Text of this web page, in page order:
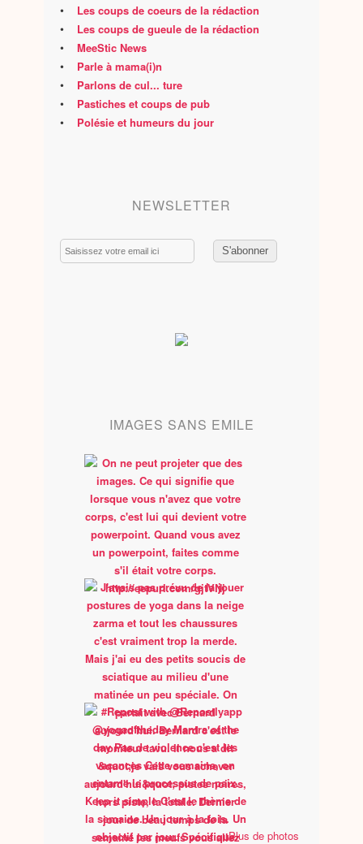
• Les coups de coeurs de la rédaction
• Les coups de gueule de la rédaction
• MeeStic News
• Parle à mama(i)n
• Parlons de cul... ture
• Pastiches et coups de pub
• Polésie et humeurs du jour
NEWSLETTER
Email
IMAGES SANS EMILE
Plus de photos